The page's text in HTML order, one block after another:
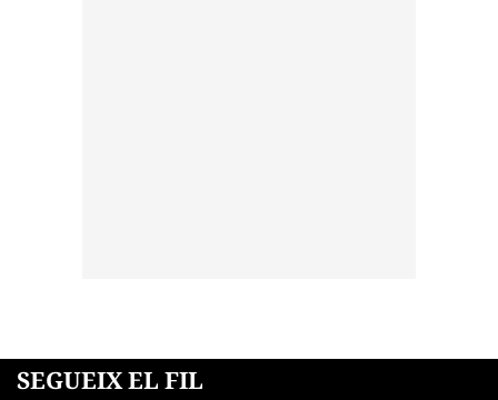
SEGUEIX EL FIL